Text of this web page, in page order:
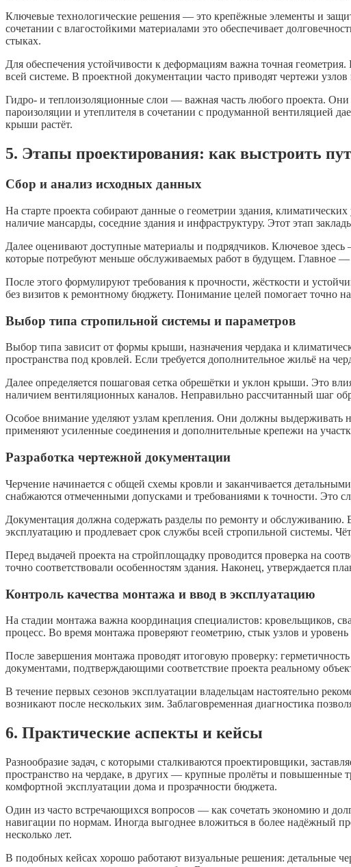
Ключевые технологические решения — это крепёжные элементы и
сочетании с влагостойкими материалами это обеспечивает
стыках.
Для обеспечения устойчивости к деформациям важна точная
всей системе. В проектной документации часто приводят чертежи
Гидро- и теплоизоляционные слои — важная часть любого проекта.
пароизоляции и утеплителя в сочетании с продуманной вентиляцией
крыши растёт.
5. Этапы проектирования: как выстроить
Сбор и анализ исходных данных
На старте проекта собирают данные о геометрии здания,
наличие мансарды, соседние здания и инфраструктуру. Этот этап
Далее оценивают доступные материалы и подрядчиков. Ключевое
которые потребуют меньше обслуживаемых работ в будущем. Главное —
После этого формулируют требования к прочности, жёсткости и
без визитов к ремонтному бюджету. Понимание целей помогает точно
Выбор типа стропильной системы и параметров
Выбор типа зависит от формы крыши, назначения чердака и
пространства под кровлей. Если требуется дополнительное жильё на
Далее определяется пошаговая сетка обрешётки и уклон крыши. Это
наличием вентиляционных каналов. Неправильно рассчитанный шаг
Особое внимание уделяют узлам крепления. Они должны выдерживать
применяют усиленные соединения и дополнительные крепежи на
Разработка чертежной документации
Черчение начинается с общей схемы кровли и заканчивается
снабжаются отмеченными допусками и требованиями к точности. Это
Документация должна содержать разделы по ремонту и
эксплуатацию и продлевает срок службы всей стропильной системы.
Перед выдачей проекта на стройплощадку проводится проверка на
точно соответствовали особенностям здания. Наконец, утверждается
Контроль качества монтажа и ввод в эксплуатацию
На стадии монтажа важна координация специалистов: кровельщиков,
процесс. Во время монтажа проверяют геометрию, стык узлов и
После завершения монтажа проводят итоговую проверку:
документами, подтверждающими соответствие проекта реальному
В течение первых сезонов эксплуатации владельцам настоятельно
возникают после нескольких зим. Заблаговременная диагностика
6. Практические аспекты и кейсы
Разнообразие задач, с которыми сталкиваются проектировщики,
пространство на чердаке, в других — крупные пролёты и повышенные
комфортной эксплуатации дома и прозрачности бюджета.
Один из часто встречающихся вопросов — как сочетать экономию и
навигации по нормам. Иногда выгоднее вложиться в более надёжный
несколько лет.
В подобных кейсах хорошо работают визуальные решения: детальные